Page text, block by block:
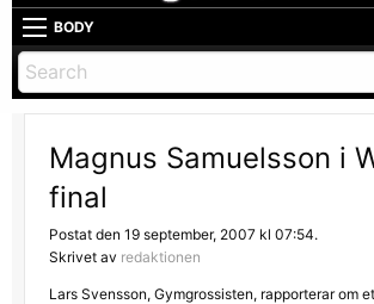
BODY
Magnus Samuelsson i
final
Postat den 19 september, 2007 kl 07:54.
Skrivet av redaktionen
Lars Svensson, Gymgrossisten, rapporterar om